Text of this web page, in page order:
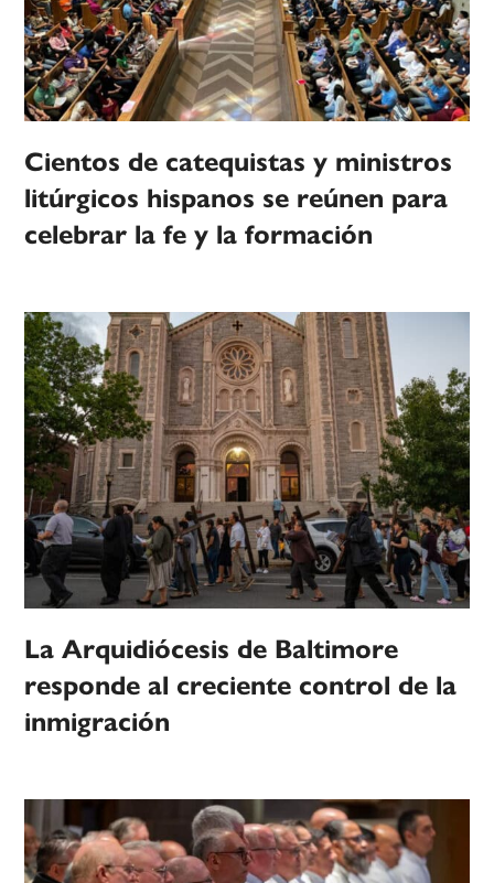
Cientos de catequistas y ministros
litúrgicos hispanos se reúnen para
celebrar la fe y la formación
La Arquidiócesis de Baltimore
responde al creciente control de la
inmigración